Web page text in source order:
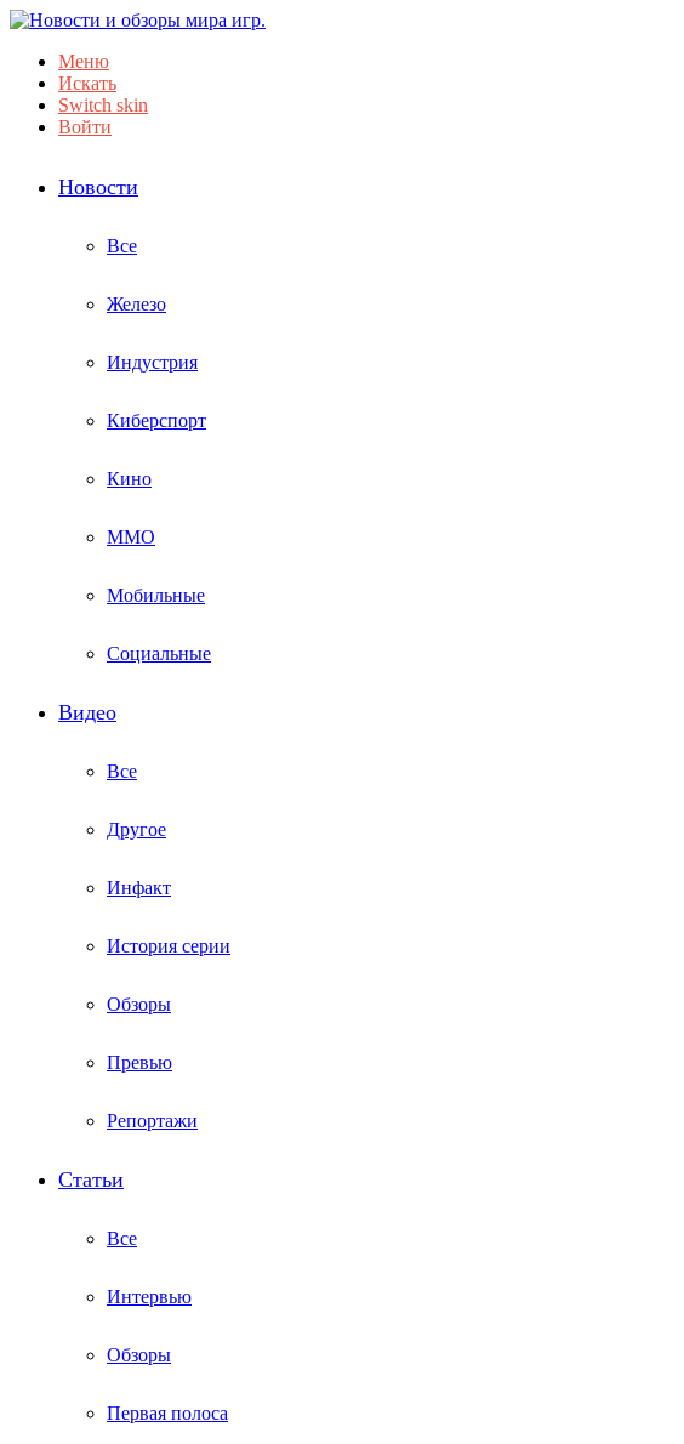
Меню
Искать
Switch skin
Войти
Новости
Все
Железо
Индустрия
Киберспорт
Кино
ММО
Мобильные
Социальные
Видео
Все
Другое
Инфакт
История серии
Обзоры
Превью
Репортажи
Статьи
Все
Интервью
Обзоры
Первая полоса